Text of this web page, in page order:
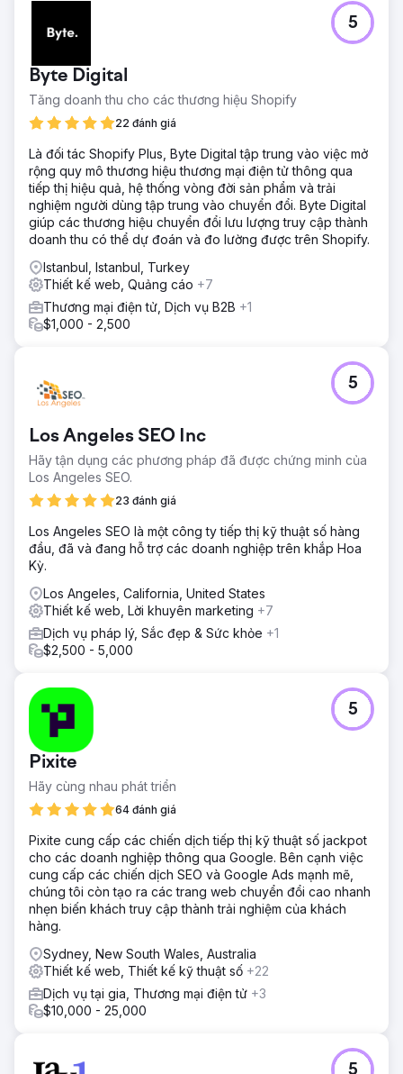
Khi chúng tôi gặp khách hàng lần đầu tiên, họ chỉ mua
khách hàng tiềm năng từ các cổng thông tin và trang web
nhiều tháng so với các đối thủ mạnh, bao gồm các thương
hiệu và cổng thông tin có tuổi đời hàng thập kỷ. Tiếp theo,
chỉ có một nguồn khách hàng tiềm năng là quá nguy hiểm
và tốn kém.
Giải pháp
Sau đó, chúng tôi đã tạo nội dung và viết quảng cáo để
xếp hạng cho một số từ khóa, cùng với các dịch vụ chụp
ảnh và quay phim chất lượng cao mạnh mẽ với một đại lý
khác.
Khách hàng của anh ấy bắt đầu thấy kết quả nhanh
chóng, với mức tăng đầu tiên về từ khóa và giá trị lưu
lượng truy cập trong vòng 2 tuần đầu tiên. Chúng tôi đã
xếp chúng ở vị trí thứ 2 là "thiết kế nội thất" và hàng chục
Byte Digital
Tăng doanh thu cho các thương hiệu Shopify
22 đánh giá
5
Là đối tác Shopify Plus, Byte Digital tập trung vào việc mở
rộng quy mô thương hiệu thương mại điện tử thông qua
tiếp thị hiệu quả, hệ thống vòng đời sản phẩm và trải
nghiệm người dùng tập trung vào chuyển đổi. Byte Digital
giúp các thương hiệu chuyển đổi lưu lượng truy cập thành
doanh thu có thể dự đoán và đo lường được trên Shopify.
Istanbul, Istanbul, Turkey
Thiết kế web, Quảng cáo +7
Thương mại điện tử, Dịch vụ B2B +1
$1,000 - 2,500
Los Angeles SEO Inc
Hãy tận dụng các phương pháp đã được chứng minh của
Los Angeles SEO.
23 đánh giá
5
Los Angeles SEO là một công ty tiếp thị kỹ thuật số hàng
đầu, đã và đang hỗ trợ các doanh nghiệp trên khắp Hoa
Kỳ.
Los Angeles, California, United States
Thiết kế web, Lời khuyên marketing +7
Dịch vụ pháp lý, Sắc đẹp & Sức khỏe +1
$2,500 - 5,000
Pixite
Hãy cùng nhau phát triển
64 đánh giá
5
Pixite cung cấp các chiến dịch tiếp thị kỹ thuật số jackpot
cho các doanh nghiệp thông qua Google. Bên cạnh việc
cung cấp các chiến dịch SEO và Google Ads mạnh mẽ,
chúng tôi còn tạo ra các trang web chuyển đổi cao nhanh
nhẹn biến khách truy cập thành trải nghiệm của khách
hàng.
Sydney, New South Wales, Australia
Thiết kế web, Thiết kế kỹ thuật số +22
Dịch vụ tại gia, Thương mại điện tử +3
$10,000 - 25,000
5